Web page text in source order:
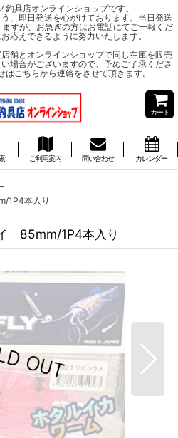
具店オンラインショップです。
、即日発送を心がけております。当日発送
すが、お急ぎの方はお電話にてご一報くだ
応えできるように努力いたします。
舗とオンラインショップで同じ在庫を販売
場合がございますので、予めご了承くださ
こちらから連絡をさせて頂きます。
カート
ご利用案内 問い合わせ カレンダー
1P4本入り
85mm/1P4本入り